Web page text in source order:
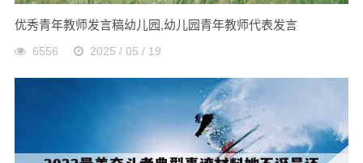
优秀青年教师发言稿幼儿园,幼儿园青年教师代表发言
6556 2025 / 05 / 19